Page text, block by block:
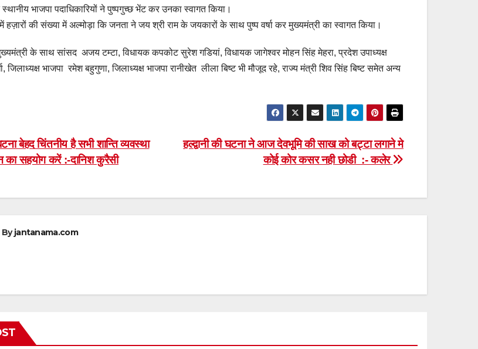
भाजपा पदाधिकारियों ने पुष्पगुच्छ भेंट कर उनका स्वागत किया।
हज़ारों की संख्या में अल्मोड़ा कि जनता ने जय श्री राम के जयकारों के साथ पुष्प वर्षा कर मुख्यमंत्री का स्वागत किया।
के साथ सांसद अजय टम्टा, विधायक कपकोट सुरेश गडियां, विधायक जागेश्वर मोहन सिंह मेहरा, प्रदेश उपाध्यक्ष
जिलाध्यक्ष भाजपा रमेश बहुगुणा, जिलाध्यक्ष भाजपा रानीखेत लीला बिष्ट भी मौजूद रहे, राज्य मंत्री शिव सिंह बिष्ट समेत अन्य
हल्द्वानी की घटना ने आज देवभूमि की साख को बट्टा लगाने मे
कोई कोर कसर नही छोडी :- कलेर
बेहद चिंतनीय है सभी शान्ति व्यवस्था
का सहयोग करें :-दानिश कुरैसी
Byjantanama.com